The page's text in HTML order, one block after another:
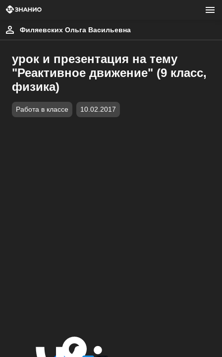
Филяевских Ольга Васильевна
урок и презентация на тему
"Реактивное движение" (9 класс,
физика)
Работа в классе 10.02.2017